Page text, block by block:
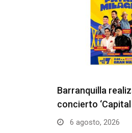
Barranquilla
concierto
6 agosto, 2026